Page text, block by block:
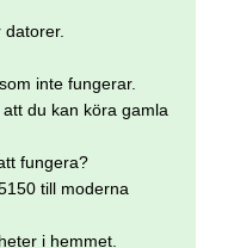
datorer.
inte fungerar.
du kan köra gamla
fungera?
till moderna
i hemmet.